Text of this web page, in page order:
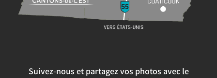
Suivez-nous et partagez vos photos avec le